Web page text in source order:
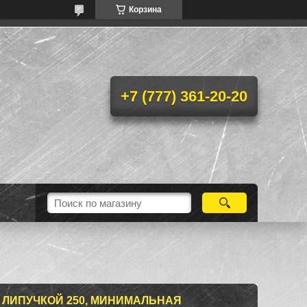
Корзина
+7 (777) 361-20-20
250, МИНИМАЛЬНАЯ